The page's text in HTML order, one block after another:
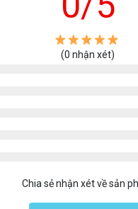
(0 nhận xét)
Chia sẻ nhận xét về sản